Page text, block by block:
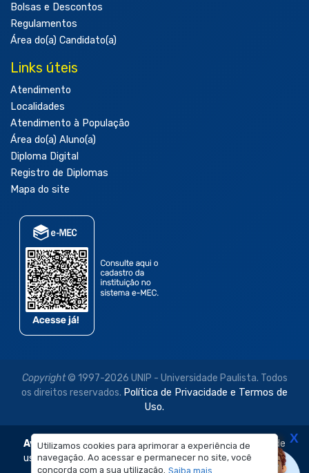
Utilizamos cookies para aprimorar a experiência de
navegação. Ao acessar e permanecer no site, você
concorda com a sua utilização. Saiba mais
Bolsas e Descontos
Regulamentos
Área do(a) Candidato(a)
Links úteis
Atendimento
Localidades
Atendimento à População
Área do(a) Aluno(a)
Diploma Digital
Registro de Diplomas
Mapa do site
Copyright© 1997-2026 UNIP - Universidade Paulista. Todos
os direitos reservados. Política de Privacidade e Termos de
Uso.
Aviso Legal: As imagens disponibilizadas neste site são de
uso exclusivo institucional do Sistema de Ensino Objetivo e
X